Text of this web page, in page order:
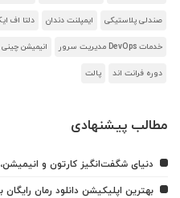
صندلی پلاستیکی ایمپلنت دندان دلتا اف
خدمات DevOps مدیریت سرور انیمیشن چینی
دوره فرانت اند پالت
مطالب پیشنهادی
دنیای شگفت‌انگیز کارتون و
بهترین اپلیکیشن دانلود رمان